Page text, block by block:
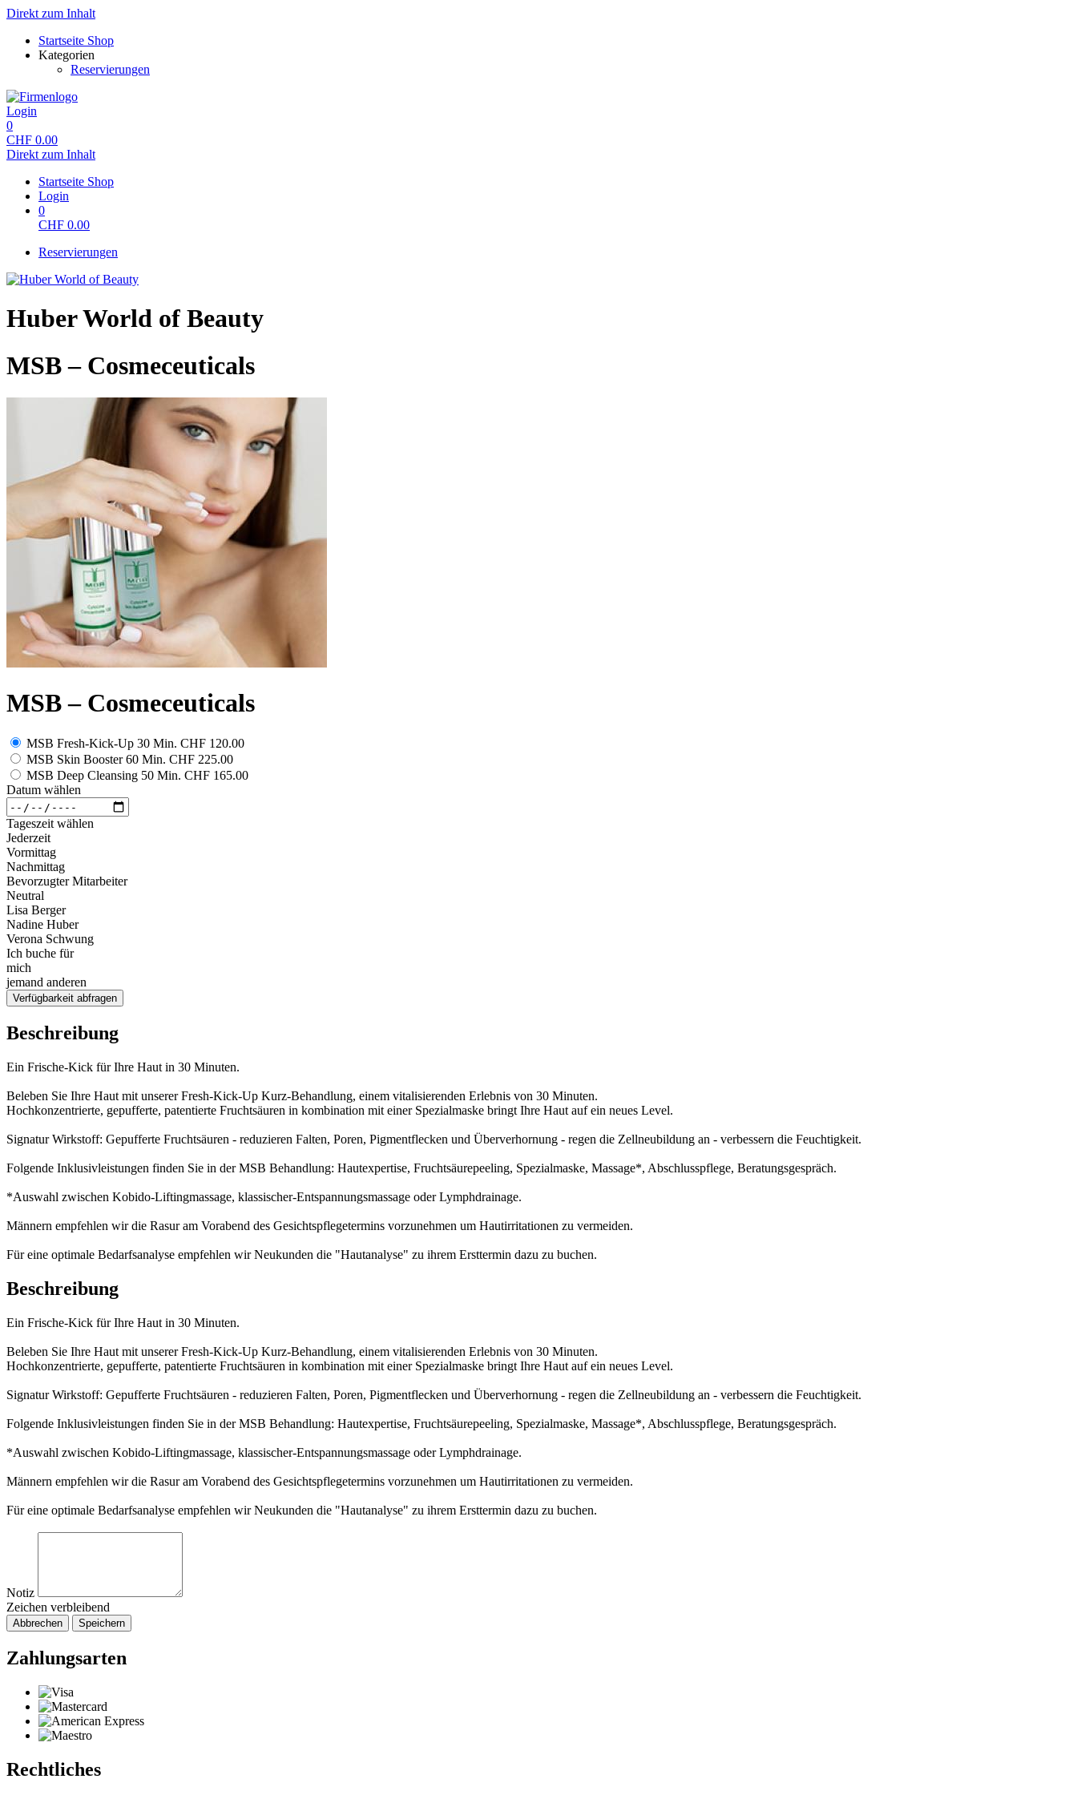
Direkt zum Inhalt
Startseite Shop
Kategorien
Reservierungen
Login
0
CHF 0.00
Direkt zum Inhalt
Startseite Shop
Login
0
CHF 0.00
Reservierungen
Huber World of Beauty
MSB – Cosmeceuticals
MSB – Cosmeceuticals
MSB Fresh-Kick-Up 30 Min. CHF 120.00
MSB Skin Booster 60 Min. CHF 225.00
MSB Deep Cleansing 50 Min. CHF 165.00
Datum wählen
Tageszeit wählen
Jederzeit
Vormittag
Nachmittag
Bevorzugter Mitarbeiter
Neutral
Lisa Berger
Nadine Huber
Verona Schwung
Ich buche für
mich
jemand anderen
Verfügbarkeit abfragen
Beschreibung
Ein Frische-Kick für Ihre Haut in 30 Minuten.
Beleben Sie Ihre Haut mit unserer Fresh-Kick-Up Kurz-Behandlung, einem vitalisierenden Erlebnis von 30 Minuten.
Hochkonzentrierte, gepufferte, patentierte Fruchtsäuren in kombination mit einer Spezialmaske bringt Ihre Haut auf ein neues Level.
Signatur Wirkstoff: Gepufferte Fruchtsäuren - reduzieren Falten, Poren, Pigmentflecken und Überverhornung - regen die Zellneubildung an - verbessern die Feuchtigkeit.
Folgende Inklusivleistungen finden Sie in der MSB Behandlung: Hautexpertise, Fruchtsäurepeeling, Spezialmaske, Massage*, Abschlusspflege, Beratungsgespräch.
*Auswahl zwischen Kobido-Liftingmassage, klassischer-Entspannungsmassage oder Lymphdrainage.
Männern empfehlen wir die Rasur am Vorabend des Gesichtspflegetermins vorzunehmen um Hautirritationen zu vermeiden.
Für eine optimale Bedarfsanalyse empfehlen wir Neukunden die "Hautanalyse" zu ihrem Ersttermin dazu zu buchen.
Beschreibung
Ein Frische-Kick für Ihre Haut in 30 Minuten.
Beleben Sie Ihre Haut mit unserer Fresh-Kick-Up Kurz-Behandlung, einem vitalisierenden Erlebnis von 30 Minuten.
Hochkonzentrierte, gepufferte, patentierte Fruchtsäuren in kombination mit einer Spezialmaske bringt Ihre Haut auf ein neues Level.
Signatur Wirkstoff: Gepufferte Fruchtsäuren - reduzieren Falten, Poren, Pigmentflecken und Überverhornung - regen die Zellneubildung an - verbessern die Feuchtigkeit.
Folgende Inklusivleistungen finden Sie in der MSB Behandlung: Hautexpertise, Fruchtsäurepeeling, Spezialmaske, Massage*, Abschlusspflege, Beratungsgespräch.
*Auswahl zwischen Kobido-Liftingmassage, klassischer-Entspannungsmassage oder Lymphdrainage.
Männern empfehlen wir die Rasur am Vorabend des Gesichtspflegetermins vorzunehmen um Hautirritationen zu vermeiden.
Für eine optimale Bedarfsanalyse empfehlen wir Neukunden die "Hautanalyse" zu ihrem Ersttermin dazu zu buchen.
Notiz
Zeichen verbleibend
Abbrechen Speichern
Zahlungsarten
Rechtliches